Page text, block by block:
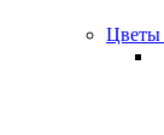
Цветы